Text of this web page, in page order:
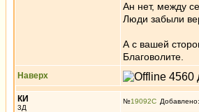
Ан нет, между
Люди забыли
А с вашей
Благоволите.
Наверх
КИ
3Д
№19092